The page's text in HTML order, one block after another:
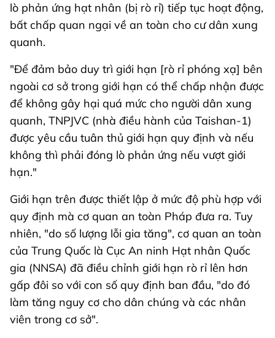
lò phản ứng hạt nhân (bị rò rỉ) tiếp tục hoạt động,
bất chấp quan ngại về an toàn cho cư dân xung
quanh.
"Để đảm bảo duy trì giới hạn [rò rỉ phóng xạ] bên
ngoài cơ sở trong giới hạn có thể chấp nhận được
để không gây hại quá mức cho người dân xung
quanh, TNPJVC (nhà điều hành của Taishan-1)
được yêu cầu tuân thủ giới hạn quy định và nếu
không thì phải đóng lò phản ứng nếu vượt giới
hạn."
Giới hạn trên được thiết lập ở mức độ phù hợp với
quy định mà cơ quan an toàn Pháp đưa ra. Tuy
nhiên, "do số lượng lỗi gia tăng", cơ quan an toàn
của Trung Quốc là Cục An ninh Hạt nhân Quốc
gia (NNSA) đã điều chỉnh giới hạn rò rỉ lên hơn
gấp đôi so với con số quy định ban đầu, "do đó
làm tăng nguy cơ cho dân chúng và các nhân
viên trong cơ sở".